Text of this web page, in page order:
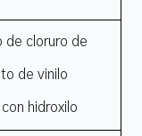
de cloruro de
de vinilo
hidroxilo